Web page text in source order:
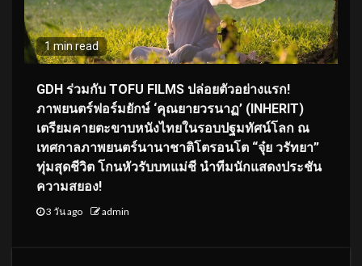
1 min read
GDH ร่วมกับ TOFU FILMS ปล่อยตัวอย่างแรก!
ภาพยนตร์ฟอร์มยักษ์ ‘คุณยายวรนาฏ’ (INHERIT)
เตรียมคายตะขาบหนังไทยในรอบปฐมทัศน์โลก ณ
เทศกาลภาพยนตร์นานาชาติโตรอนโต “จุ๋ย วรัทยา”
ทุ่มสุดชีวิต โกนหัวรับบทแม่ชี นำทีมนักแสดงประชัน
ความสยอง!
3 วัน ago admin